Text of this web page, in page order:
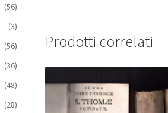
Prodotti correlati
(56)
(3)
(56)
(36)
(48)
(28)